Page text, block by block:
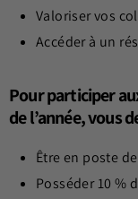
Valoriser vos
Accéder à un
Pour participer
de l’année, vous
Être en poste
Posséder 10 %